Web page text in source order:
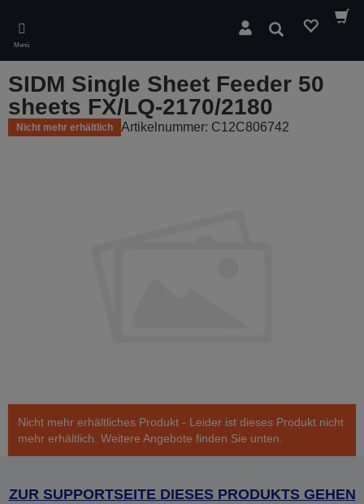
main
content
Menü
Suchen
SIDM Single Sheet Feeder 50
sheets FX/LQ-2170/2180
Nicht mehr erhältlich Artikelnummer: C12C806742
Nicht mehr erhältliches Produkt - Leider ist dieses Produkt nicht
mehr erhältlich. Weitere Angebote finden Sie unten.
ZUR SUPPORTSEITE DIESES PRODUKTS GEHEN